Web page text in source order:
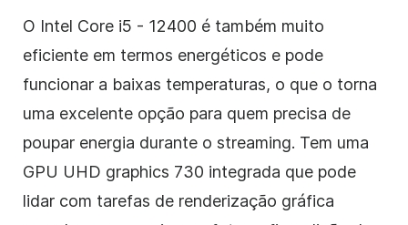
O Intel Core i5 - 12400 é também muito
eficiente em termos energéticos e pode
funcionar a baixas temperaturas, o que o torna
uma excelente opção para quem precisa de
poupar energia durante o streaming. Tem uma
GPU UHD graphics 730 integrada que pode
lidar com tarefas de renderização gráfica